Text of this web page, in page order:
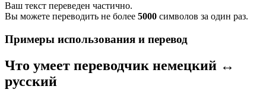
Ваш текст переведен частично.
Вы можете переводить не более 5000 символов за один раз.
Примеры использования и перевод
Что умеет переводчик немецкий ↔
русский